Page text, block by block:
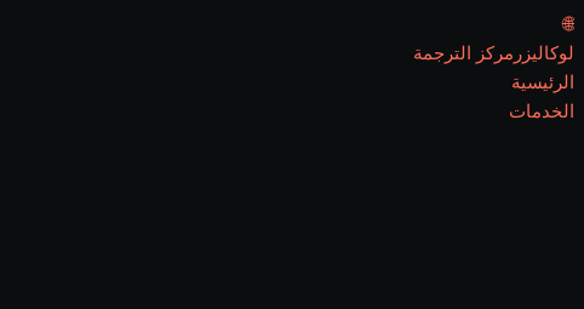
🌐
لوكاليزر مركز الترجمة
الرئيسية
الخدمات